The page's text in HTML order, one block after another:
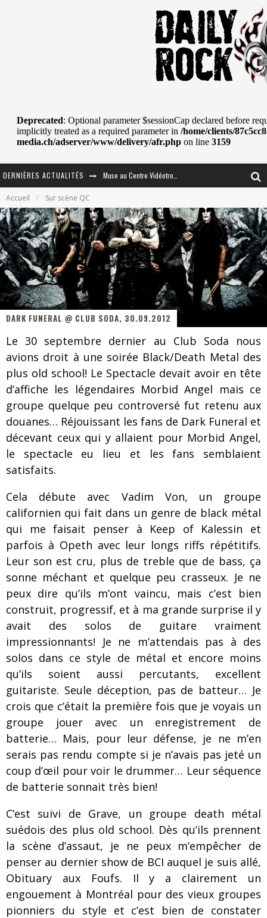
DERNIÈRES ACTUALITÉS
La Tragédie sort de la nouvelle musique
Tove Lo était de passage au MTELUS
Jeff Martin au Corona de Montréal
La compil’ Zoo de Slam Disques est de retour
Death Note Silence - Collide and Collapse
Muse au Centre Vidéotron de Québec
Accueil Sur scène QC
DARK FUNERAL @ CLUB SODA, 30.09.2012
Le 30 septembre dernier au Club Soda nous
avions droit à une soirée Black/Death Metal des
plus old school! Le Spectacle devait avoir en tête
d’affiche les légendaires Morbid Angel mais ce
groupe quelque peu controversé fut retenu aux
douanes… Réjouissant les fans de Dark Funeral et
décevant ceux qui y allaient pour Morbid Angel,
le spectacle eu lieu et les fans semblaient
satisfaits.
Cela débute avec Vadim Von, un groupe
californien qui fait dans un genre de black métal
qui me faisait penser à Keep of Kalessin et
parfois à Opeth avec leur longs riffs répétitifs.
Leur son est cru, plus de treble que de bass, ça
sonne méchant et quelque peu crasseux. Je ne
peux dire qu’ils m’ont vaincu, mais c’est bien
construit, progressif, et à ma grande surprise il y
avait des solos de guitare vraiment
impressionnants! Je ne m’attendais pas à des
solos dans ce style de métal et encore moins
qu’ils soient aussi percutants, excellent
guitariste. Seule déception, pas de batteur… Je
crois que c’était la première fois que je voyais un
groupe jouer avec un enregistrement de
batterie… Mais, pour leur défense, je ne m’en
serais pas rendu compte si je n’avais pas jeté un
coup d’œil pour voir le drummer… Leur séquence
de batterie sonnait très bien!
C’est suivi de Grave, un groupe death métal
suédois des plus old school. Dès qu’ils prennent
la scène d’assaut, je ne peux m’empêcher de
penser au dernier show de BCI auquel je suis allé,
Obituary aux Foufs. Il y a clairement un
engouement à Montréal pour des vieux groupes
pionniers du style et c’est bien de constater